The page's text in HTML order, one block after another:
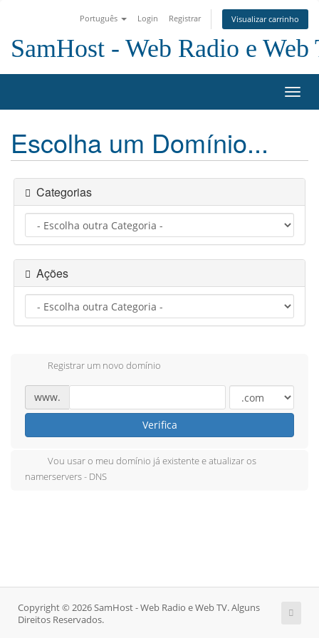
Português Login Registrar Visualizar carrinho
SamHost - Web Radio e
Escolha um Domínio...
Categorias
Ações
Registrar um novo domínio
www.
Verifica
Vou usar o meu domínio já existente e atualizar os
namerservers - DNS
Copyright © 2026 SamHost - Web Radio e Web TV. Alguns
Direitos Reservados.